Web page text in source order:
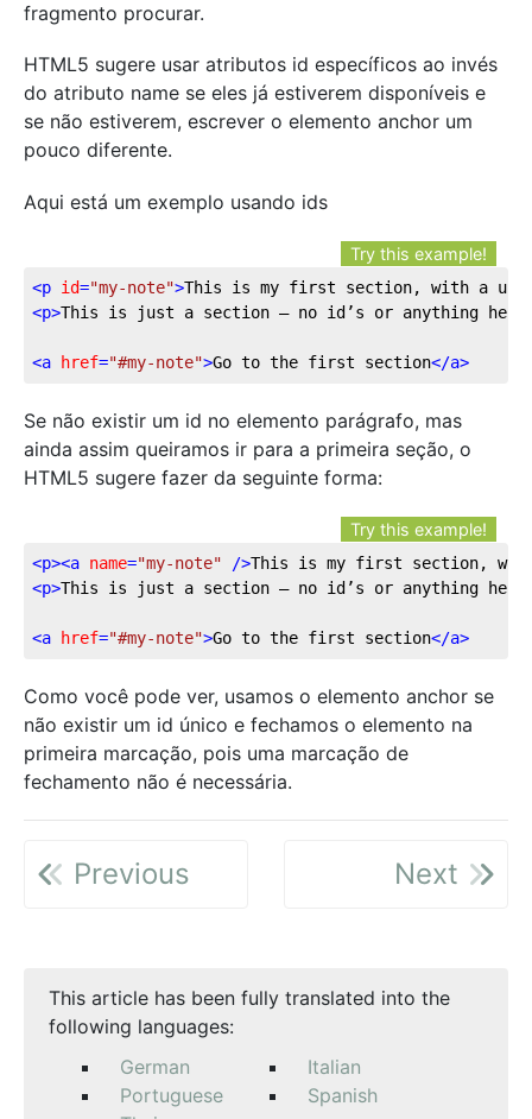
fragmento procurar.
HTML5 sugere usar atributos id específicos ao invés
do atributo name se eles já estiverem disponíveis e
se não estiverem, escrever o elemento anchor um
pouco diferente.
Aqui está um exemplo usando ids
Try this example!
<p id="my-note">This is my first section, with a
<p>This is just a section – no id’s or anything here
<a href="#my-note">Go to the first section</a>
Se não existir um id no elemento parágrafo, mas
ainda assim queiramos ir para a primeira seção, o
HTML5 sugere fazer da seguinte forma:
Try this example!
<p><a name="my-note" />This is my first section,
<p>This is just a section – no id’s or anything here
<a href="#my-note">Go to the first section</a>
Como você pode ver, usamos o elemento anchor se
não existir um id único e fechamos o elemento na
primeira marcação, pois uma marcação de
fechamento não é necessária.
Previous Next
This article has been fully translated into the
following languages:
German
Italian
Portuguese
Spanish